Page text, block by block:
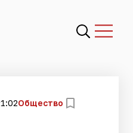
Общество